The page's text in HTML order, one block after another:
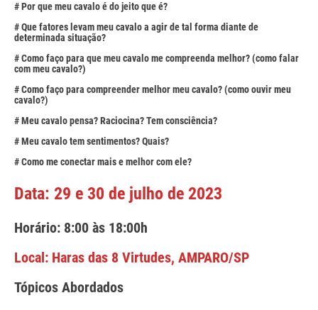
# Por que meu cavalo é do jeito que é?
# Que fatores levam meu cavalo a agir de tal forma diante de
determinada situação?
# Como faço para que meu cavalo me compreenda melhor? (como falar
com meu cavalo?)
# Como faço para compreender melhor meu cavalo? (como ouvir meu
cavalo?)
# Meu cavalo pensa? Raciocina? Tem consciência?
# Meu cavalo tem sentimentos? Quais?
# Como me conectar mais e melhor com ele?
Data: 29 e 30 de julho de 2023
Horário: 8:00 às 18:00h
Local: Haras das 8 Virtudes, AMPARO/SP
Tópicos Abordados